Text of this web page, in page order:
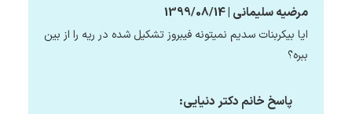
مرضیه سلیمانی | 1399/08/14
ایا بیکربنات سدیم نمیتونه فیبروز تشکیل شده در ریه را از بین
ببره؟
پاسخ خانم دکتر دنیایی: